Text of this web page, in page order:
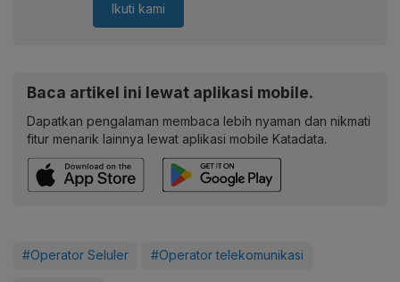
Ikuti kami
Baca artikel ini lewat aplikasi mobile.
Dapatkan pengalaman membaca lebih nyaman dan nikmati
fitur menarik lainnya lewat aplikasi mobile Katadata.
#Operator Seluler #Operator telekomunikasi